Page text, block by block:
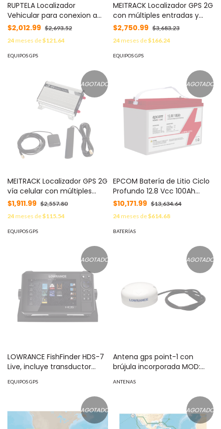
RUPTELA Localizador
Vehicular para conexion a
puerto OBDII, Instalacion
rapida y sencilla
(Conectividad 2G) MOD:
PLUG4PLUS
$2,012.99 $2,693.52
24meses de$121.64
EQUIPOS GPS
MEITRACK Localizador GPS 2G
con múltiples entradas y
salidas digitales, entradas
análogas,(opción de audio y
cámara fotográfica),
robusta carcasa de aluminio,
de pánico incluidos. MOD:
$2,750.99 $3,683.23
24meses de$166.24
EQUIPOS GPS
AGOTADO
MEITRACK Localizador GPS 2G
vía celular con múltiples
entradas y salidas digitales,
entradas análogas, opción
para audio
bidireccional,robusta
programador incluidos. MOD:
MVT380
$1,911.99 $2,557.80
24meses de$115.54
EQUIPOS GPS
AGOTADO
EPCOM Batería de Litio Ciclo
Profundo 12.8 Vcc 100Ah
(LiFePO4) MOD: LI-10012C
$10,171.99 $13,634.64
24meses de$614.68
BATERÍAS
AGOTADO
LOWRANCE FishFinder HDS-7
Live, incluye transductor
14419-001
EQUIPOS GPS
AGOTADO
Antena gps point-1 con
brújula incorporada MOD:
ANTENAS
AGOTADO AGOTADO